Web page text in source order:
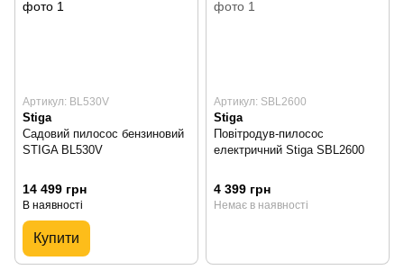
Артикул: BL530V
Stiga
Садовий пилосос бензиновий
STIGA BL530V
14 499 грн
В наявності
Купити
Артикул: SBL2600
Stiga
Повітродув-пилосос
електричний Stiga SBL2600
4 399 грн
Немає в наявності